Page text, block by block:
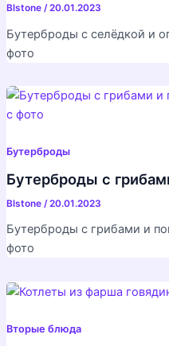
Blstone /20.01.2023
Бутерброды с селёдкой и
фото
Бутерброды
Бутерброды с
Blstone /20.01.2023
Бутерброды с грибами и
фото
Вторые блюда